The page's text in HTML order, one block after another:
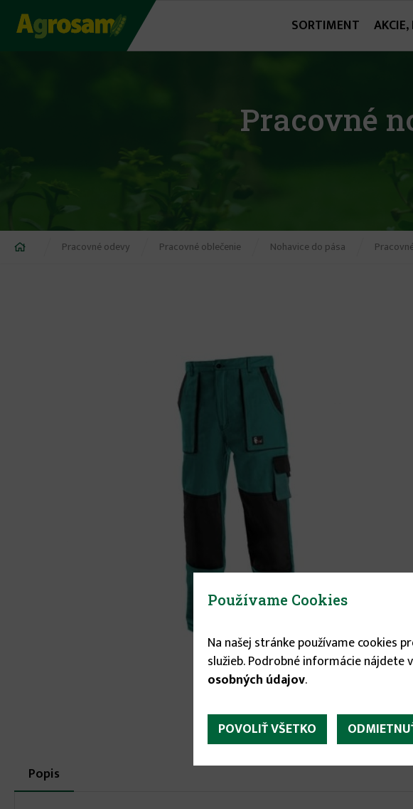
Jump
SORTIMENT
Pracovné
Nachádzate
Pracovné odevy Pracovné oblečenie Nohavice do pása
More
infos
Popis
karta)
Používame Cookies
Na našej stránke používame cookies
služieb. Podrobné informácie nájdete
osobných údajov.
POVOLIŤ VŠETKO